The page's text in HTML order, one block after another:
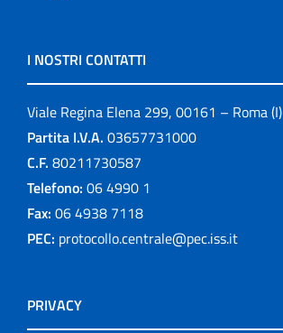
I NOSTRI CONTATTI
Viale Regina Elena 299, 00161 – Roma (I)
Partita I.V.A. 03657731000
C.F. 80211730587
Telefono: 06 4990 1
Fax: 06 4938 7118
PEC: protocollo.centrale@pec.iss.it
PRIVACY